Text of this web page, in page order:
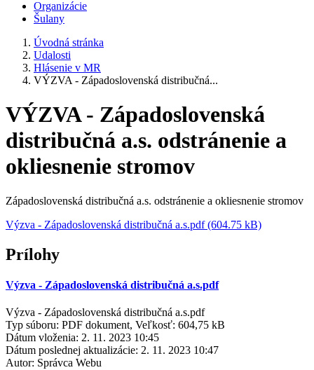
Organizácie
Šulany
Úvodná stránka
Udalosti
Hlásenie v MR
VÝZVA - Západoslovenská distribučná...
VÝZVA - Západoslovenská
distribučná a.s. odstránenie a
okliesnenie stromov
Západoslovenská distribučná a.s. odstránenie a okliesnenie stromov
Výzva - Západoslovenská distribučná a.s.pdf (604.75 kB)
Prílohy
Výzva - Západoslovenská distribučná a.s.pdf
Výzva - Západoslovenská distribučná a.s.pdf
Typ súboru: PDF dokument, Veľkosť: 604,75 kB
Dátum vloženia: 2. 11. 2023 10:45
Dátum poslednej aktualizácie: 2. 11. 2023 10:47
Autor: Správca Webu